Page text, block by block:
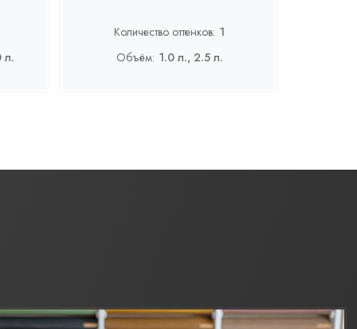
л.
Количество оттенков: 1
Объём: 1.0 л., 2.5 л.